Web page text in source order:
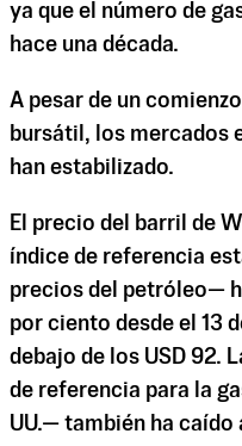
ya que el número de
hace una década.
A pesar de un
bursátil, los mercados
han estabilizado.
El precio del barril de
índice de referencia
precios del petróleo—
por ciento desde el 13
debajo de los USD 92.
de referencia para la
UU.— también ha